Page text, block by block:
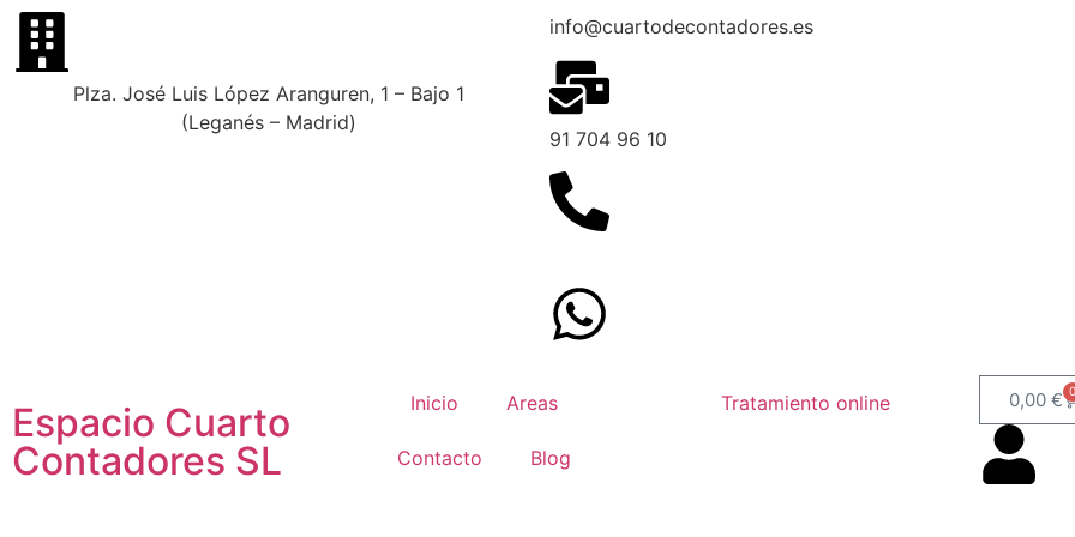
Plza. José Luis López Aranguren, 1 – Bajo 1
(Leganés – Madrid)
info@cuartodecontadores.es
91 704 96 10
Espacio Cuarto
Contadores SL
Inicio Areas
Contacto Blog
Tratamiento online 0,00€